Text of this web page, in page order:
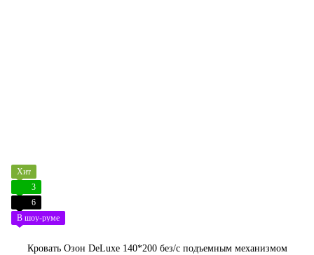
Хит
3
6
В шоу-руме
Кровать Озон DeLuxe 140*200 без/с подъемным механизмом